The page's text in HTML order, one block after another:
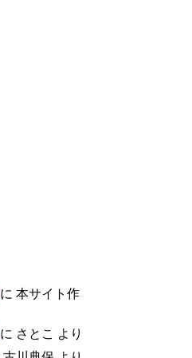
に 本サイト作
に さとこ より